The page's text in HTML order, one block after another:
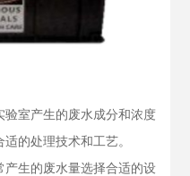
验室产生的废水成分和浓度
的处理技术和工艺。
产生的废水量选择合适的设